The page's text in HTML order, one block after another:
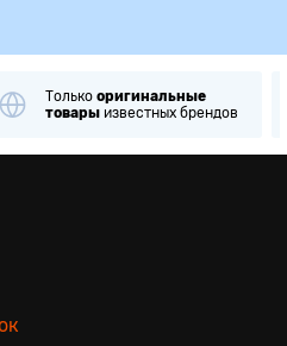
Только оригинальные
товары известных брендов